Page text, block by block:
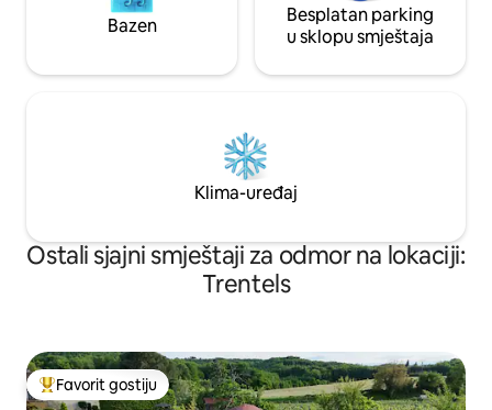
Bazen
Besplatan parking
u sklopu smještaja
Klima-uređaj
Ostali sjajni smještaji za odmor na lokaciji:
Trentels
Glavni favorit gostiju
Favorit gostiju